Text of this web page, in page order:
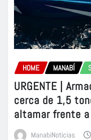
HOME MANABÍ
URGENTE |
cerca de 1,5
altamar frente
ManabiNoticias